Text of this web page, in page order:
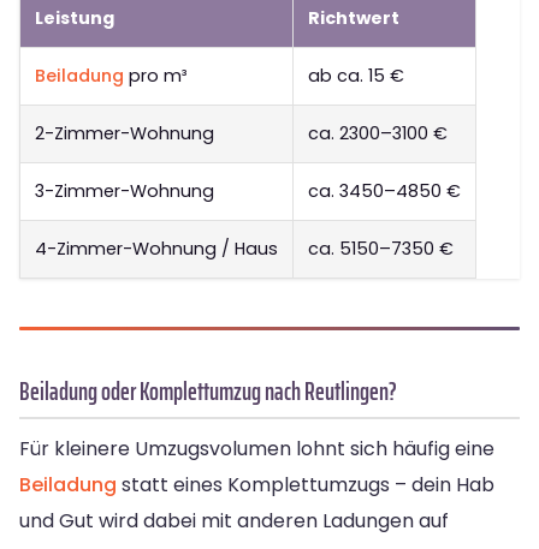
Leistung Richtwert
Beiladung pro m³ ab ca. 15 €
2-Zimmer-Wohnung ca. 2300–3100 €
3-Zimmer-Wohnung ca. 3450–4850 €
4-Zimmer-Wohnung / Haus ca. 5150–7350 €
Beiladung oder Komplettumzug nach Reutlingen?
Für kleinere Umzugsvolumen lohnt sich häufig eine
Beiladung statt eines Komplettumzugs – dein Hab
und Gut wird dabei mit anderen Ladungen auf